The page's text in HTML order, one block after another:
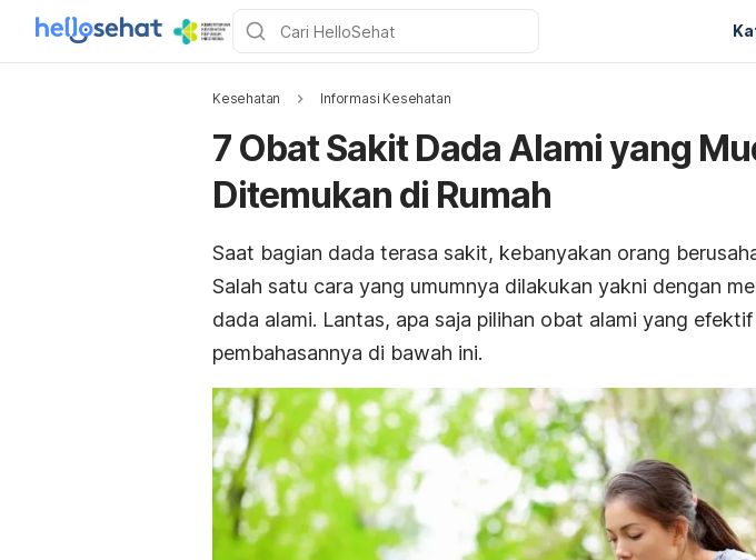
Kesehatan Informasi Kesehatan
7 Obat Sakit Dada Alami yang
Ditemukan di Rumah
Saat bagian dada terasa sakit, kebanyakan orang
Salah satu cara yang umumnya dilakukan yakni dengan
dada alami. Lantas, apa saja pilihan obat alami yang
pembahasannya di bawah ini.